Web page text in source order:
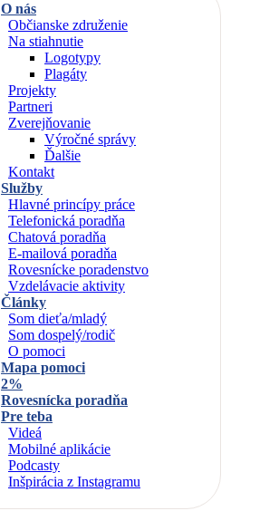
O nás
Občianske združenie
Na stiahnutie
Logotypy
Plagáty
Projekty
Partneri
Zverejňovanie
Výročné správy
Ďalšie
Kontakt
Služby
Hlavné princípy práce
Telefonická poradňa
Chatová poradňa
E-mailová poradňa
Rovesnícke poradenstvo
Vzdelávacie aktivity
Články
Som dieťa/mladý
Som dospelý/rodič
O pomoci
Mapa pomoci
2%
Rovesnícka poradňa
Pre teba
Videá
Mobilné aplikácie
Podcasty
Inšpirácia z Instagramu